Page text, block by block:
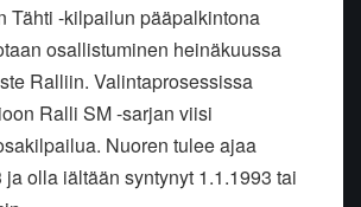
Tähti -kilpailun pääpalkintona
osallistuminen heinäkuussa
Ralliin. Valintaprosessissa
Ralli SM -sarjan viisi
Nuoren tulee ajaa
olla iältään syntynyt 1.1.1993 tai